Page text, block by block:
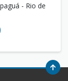
- Rio de